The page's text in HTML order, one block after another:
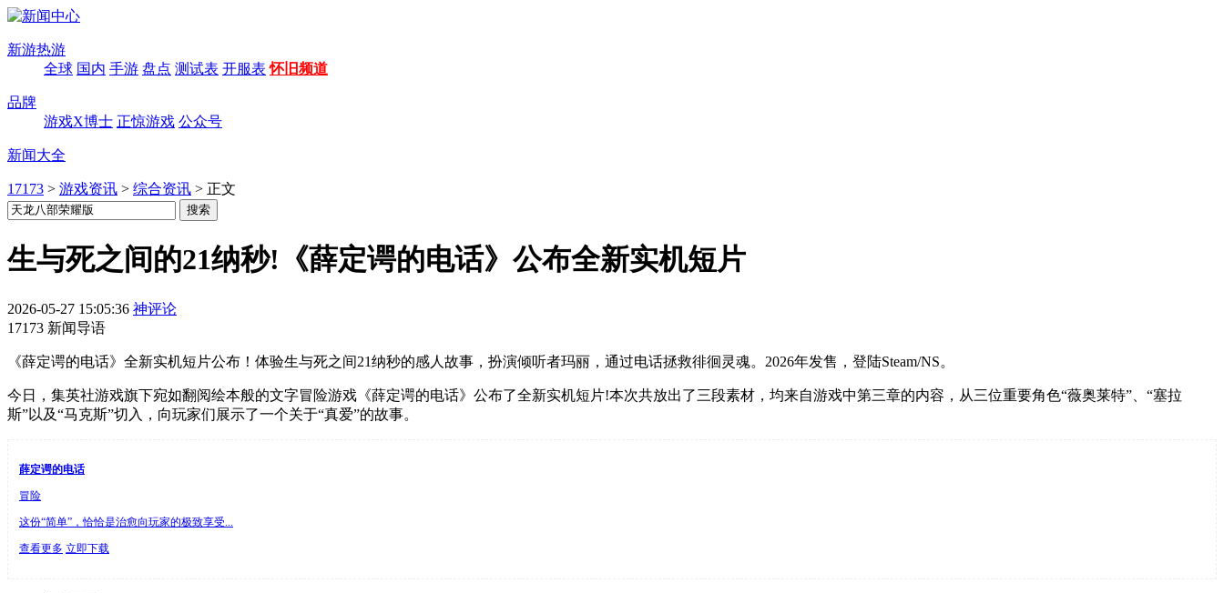
新游热游
全球 国内 手游 盘点 测试表 开服表 怀旧频道
品牌
游戏X博士 正惊游戏 公众号
新闻大全
17173 > 游戏资讯 > 综合资讯 > 正文
生与死之间的21纳秒!《薛定谔的电话》公布全新实机短片
2026-05-27 15:05:36 神评论
17173 新闻导语
《薛定谔的电话》全新实机短片公布！体验生与死之间21纳秒的感人故事，扮演倾听者玛丽，通过电话拯救徘徊灵魂。2026年发售，登陆Steam/NS。
今日，集英社游戏旗下宛如翻阅绘本般的文字冒险游戏《薛定谔的电话》公布了全新实机短片!本次共放出了三段素材，均来自游戏中第三章的内容，从三位重要角色“薇奥莱特”、“塞拉
斯”以及“马克斯”切入，向玩家们展示了一个关于“真爱”的故事。
薛定谔的电话
冒险
这份“简单”，恰恰是治愈向玩家的极致享受...
查看更多 立即下载